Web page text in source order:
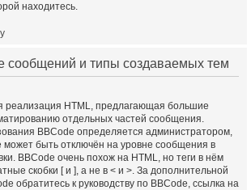
находитесь.
сообщений и типы создаваемых тем
реализация HTML, предлагающая большие
отдельных частей сообщения.
BBCode определяется администратором,
может быть отключён на уровне сообщения в
BBCode очень похож на HTML, но теги в нём
скобки [ и ], а не в < и >. За дополнительной
обратитесь к руководству по BBCode, ссылка на